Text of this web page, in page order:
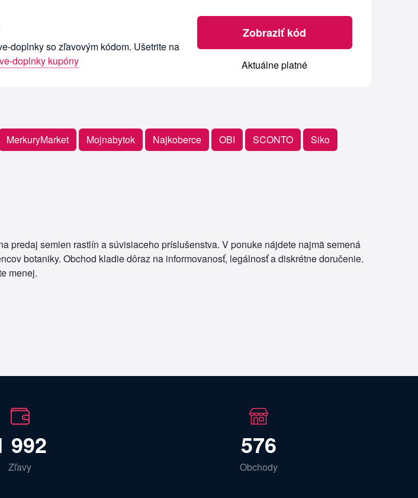
doplnky so zľavovým kódom. Ušetrite na
doplnky kupóny
Zobraziť kód
Aktuálne platné
MerkuryMarket Mojnabytok Najkoberce OBI SCONTO
Siko
predaj semien rastlín a súvisiaceho príslušenstva. V ponuke nájdete najmä semená
botaniky. Obchod kladie dôraz na informovanosť, legálnosť a diskrétne doručenie.
menej.
992
Zľavy
576
Obchody